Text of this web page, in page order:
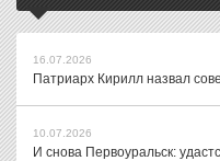
16.07.2026
Патриарх Кирилл назвал
10.07.2026
И снова Первоуральск: